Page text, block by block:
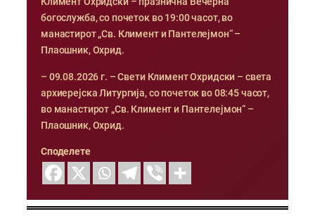
богослужба, со почеток во 19:00 часот, во
манастирот „Св. Климент и Пантелејмон“ –
Плаошник, Охрид.
– 09.08.2026 г. – Свети Климент Охридски – света
архиерејска Литургија, со почеток во 08:45 часот,
во манастирот „Св. Климент и Пантелејмон“ –
Плаошник, Охрид.
Споделете